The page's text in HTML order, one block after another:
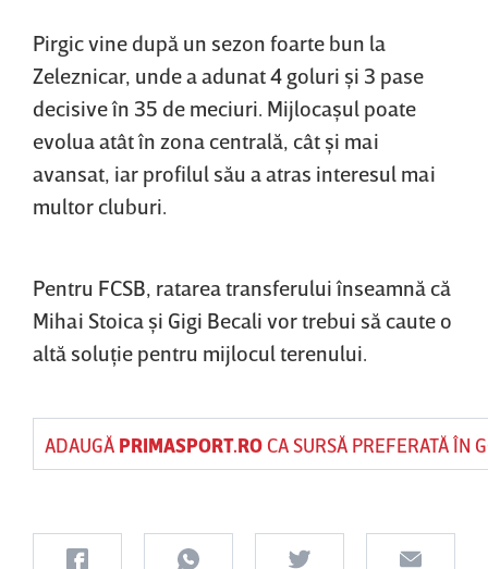
Pirgic vine după un sezon foarte bun la
Zeleznicar, unde a adunat 4 goluri şi 3 pase
decisive în 35 de meciuri. Mijlocaşul poate
evolua atât în zona centrală, cât şi mai
avansat, iar profilul său a atras interesul mai
multor cluburi.
Pentru FCSB, ratarea transferului înseamnă că
Mihai Stoica şi Gigi Becali vor trebui să caute o
altă soluţie pentru mijlocul terenului.
ADAUGĂ PRIMASPORT.ROCA SURSĂ PREFERATĂ ÎN